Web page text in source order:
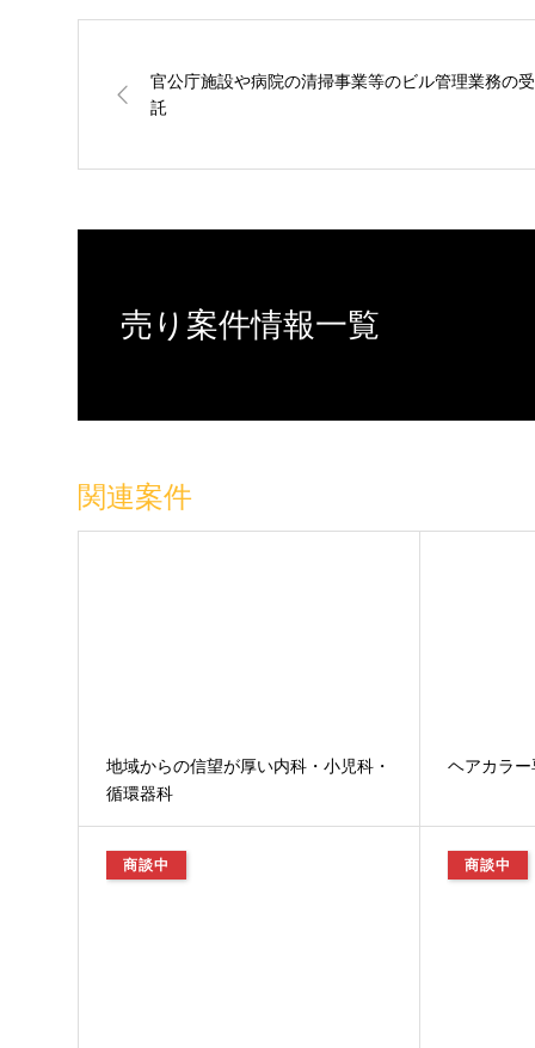
官公庁施設や病院の清掃事業等のビル管理業務の受
託
売り案件情報一覧
関連案件
地域からの信望が厚い内科・小児科・
循環器科
ヘアカラ
商談中 商談中